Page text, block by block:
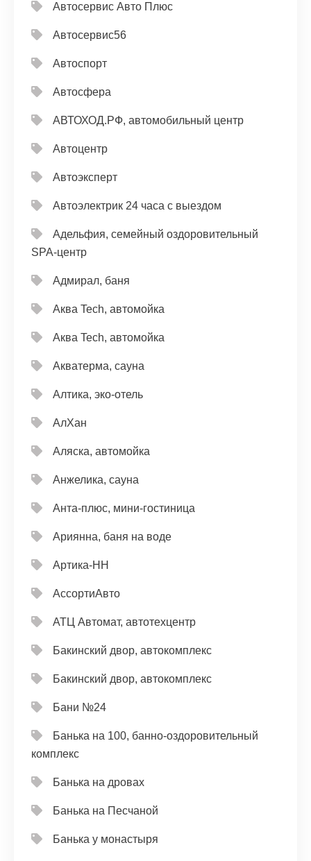
Автосервис Авто Плюс
Автосервис56
Автоспорт
Автосфера
АВТОХОД.РФ, автомобильный центр
Автоцентр
Автоэксперт
Автоэлектрик 24 часа с выездом
Адельфия, семейный оздоровительный
SPA-центр
Адмирал, баня
Аква Tech, автомойка
Аква Tech, автомойка
Акватерма, сауна
Алтика, эко-отель
АлХан
Аляска, автомойка
Анжелика, сауна
Анта-плюс, мини-гостиница
Ариянна, баня на воде
Артика-НН
АссортиАвто
АТЦ Автомат, автотехцентр
Бакинский двор, автокомплекс
Бакинский двор, автокомплекс
Бани №24
Банька на 100, банно-оздоровительный
комплекс
Банька на дровах
Банька на Песчаной
Банька у монастыря